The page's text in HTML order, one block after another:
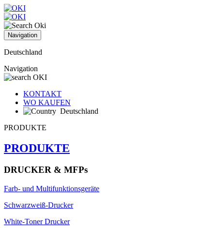
Navigation
Deutschland
Navigation
KONTAKT
WO KAUFEN
Deutschland
PRODUKTE
PRODUKTE
DRUCKER & MFPs
Farb- und Multifunktionsgeräte
Schwarzweiß-Drucker
White-Toner Drucker